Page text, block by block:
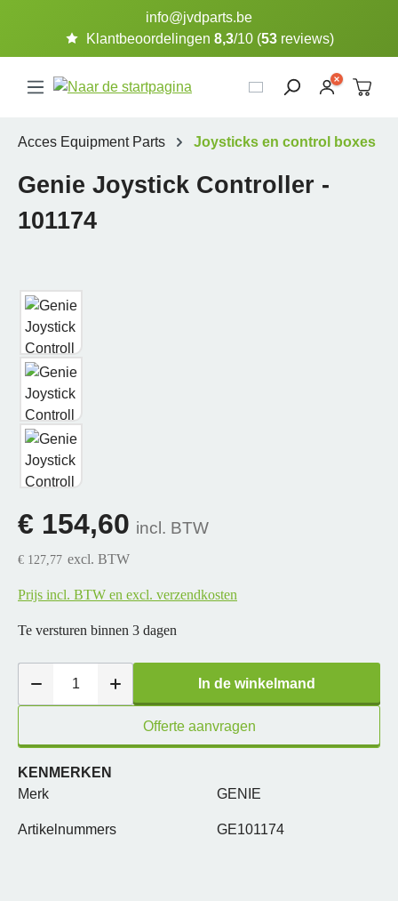
Ga naar de hoofdinhoudinfo@jvdparts.be
Klantbeoordelingen 8,3/10 (53reviews)
Acces Equipment Parts Joysticks en control boxes
Genie Joystick Controller -
101174
Afbeeldingengalerij overslaan
€ 154,60 incl. BTW
€ 127,77 excl. BTW
Prijs incl. BTW en excl. verzendkosten
Te versturen binnen 3 dagen
In de winkelmand
Offerte aanvragen
KENMERKEN
Merk
GENIE
Artikelnummers GE101174